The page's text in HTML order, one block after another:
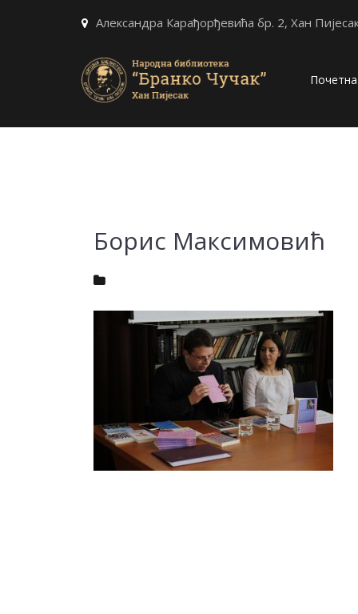
Александра Карађорђевића бр. 2, Хан
Почетна
Борис Максимовић